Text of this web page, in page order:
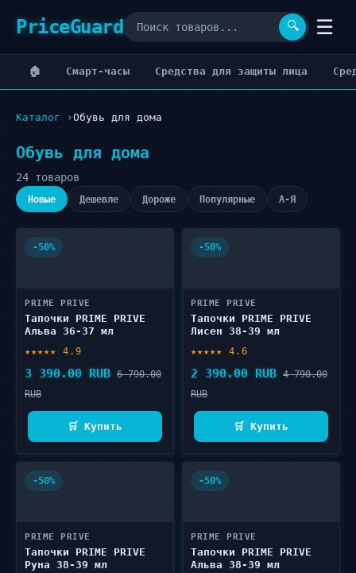
PriceGuard 🔍 ☰
🏠 Cмарт-часы Cредства для защиты лица
Каталог Обувь для дома
Обувь для дома
24 товаров
Новые Дешевле Дороже Популярные А-Я
-50%
PRIME PRIVE
Тапочки PRIME PRIVE
Альва 36-37 мл
★★★★★ 4.9
3 390.00 RUB 6 790.00
RUB
🛒 Купить
-50%
PRIME PRIVE
Тапочки PRIME PRIVE
Лисен 38-39 мл
★★★★★ 4.6
2 390.00 RUB 4 790.00
RUB
🛒 Купить
-50%
PRIME PRIVE
Тапочки PRIME PRIVE
Руна 38-39 мл
-50%
PRIME PRIVE
Тапочки PRIME PRIVE
Альва 38-39 мл